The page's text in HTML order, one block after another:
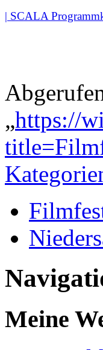
| SCALA
„https://
Meine